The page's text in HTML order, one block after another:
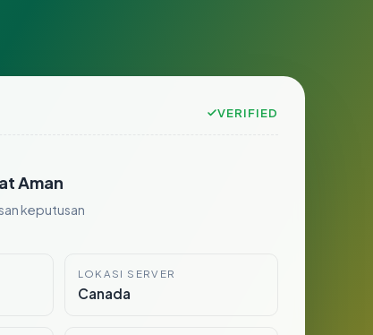
VERIFIED
Aman
keputusan
LOKASI SERVER
Canada